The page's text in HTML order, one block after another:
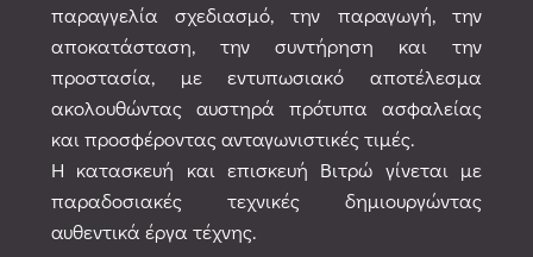
παραγγελία σχεδιασμό, την παραγωγή, την
αποκατάσταση, την συντήρηση και την
προστασία, με εντυπωσιακό αποτέλεσμα
ακολουθώντας αυστηρά πρότυπα ασφαλείας
και προσφέροντας ανταγωνιστικές τιμές.
Η κατασκευή και επισκευή Βιτρώ γίνεται με
παραδοσιακές τεχνικές δημιουργώντας
αυθεντικά έργα τέχνης.